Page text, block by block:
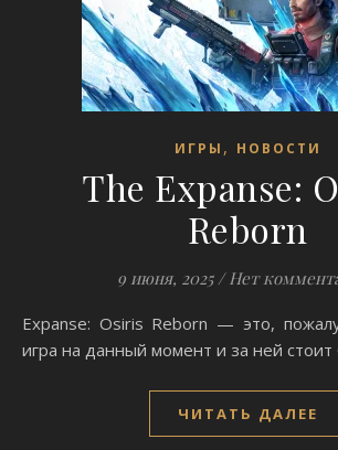
ИГРЫ , НОВОСТИ
The Expanse:
Reborn
9 июня, 2025 / Нет
Expanse: Osiris Reborn — это, пожалуй, моя любимая
игра на данный момент и за ней стоит
ЧИТАТЬ ДАЛЕЕ